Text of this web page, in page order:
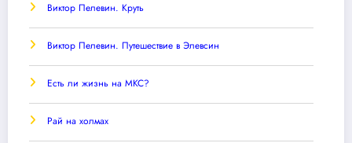
Виктор Пелевин. Круть
Виктор Пелевин. Путешествие в Элевсин
Есть ли жизнь на МКС?
Рай на холмах